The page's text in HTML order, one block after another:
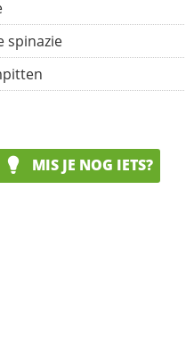
spinazie
MIS JE NOG IETS?